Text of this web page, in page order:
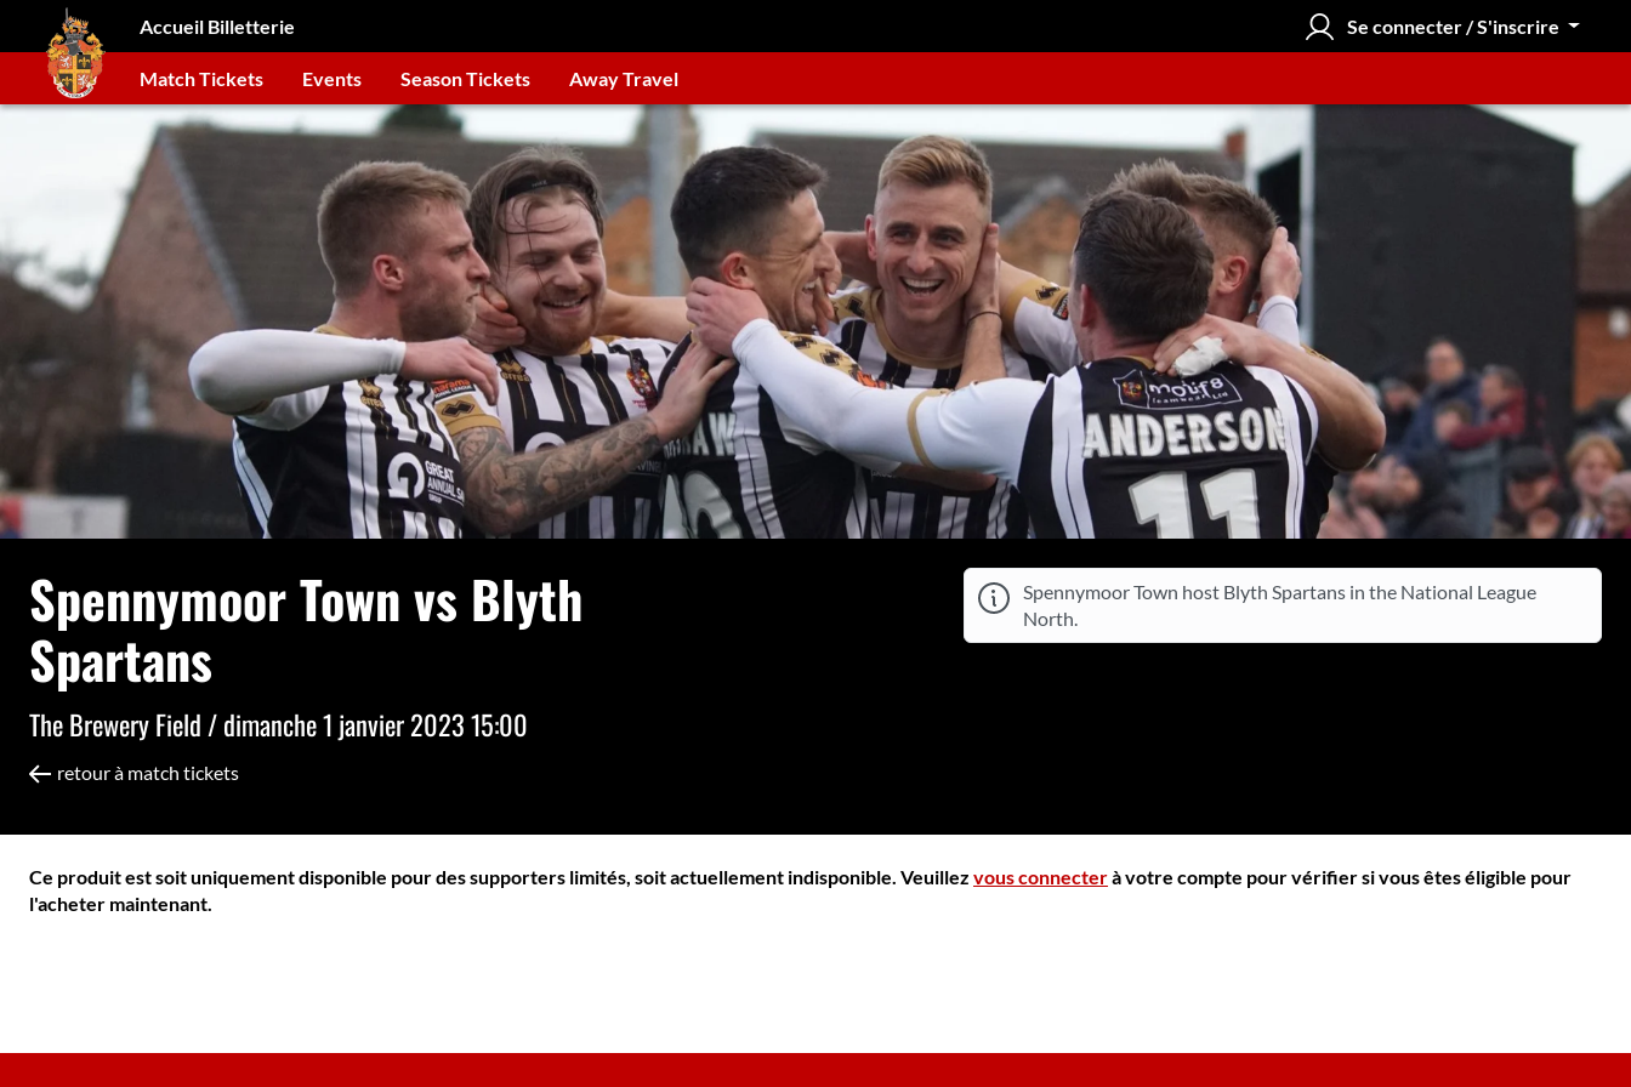
Accueil Billetterie Se connecter / S'inscrire
Match Tickets Events Season Tickets Away Travel
Spennymoor Town vs Blyth
Spartans
The Brewery Field /dimanche 1 janvier 2023 15:00
retour à match tickets
Spennymoor Town host Blyth Spartans in the National League
North.
Ce produit est soit uniquement disponible pour des supporters limités, soit actuellement indisponible. Veuillez vous connecterà votre compte pour vérifier si vous êtes éligible pour
l'acheter maintenant.